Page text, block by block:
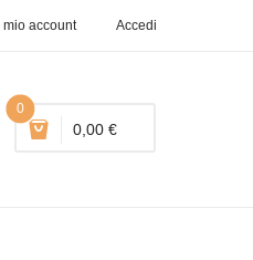
Il mio account Accedi
0
0,00 €